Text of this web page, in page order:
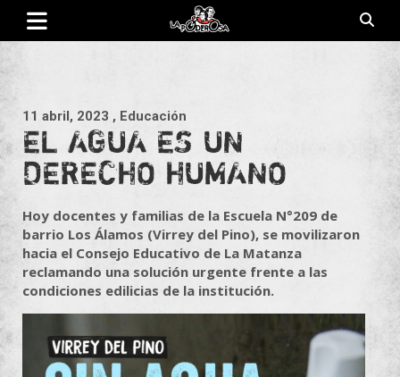
Saltar
contenido
11 abril, 2023 , Educación
EL AGUA ES UN
DERECHO HUMANO
Hoy docentes y familias de la Escuela N°209 de
barrio Los Álamos (Virrey del Pino), se movilizaron
hacia el Consejo Educativo de La Matanza
reclamando una solución urgente frente a las
condiciones edilicias de la institución.